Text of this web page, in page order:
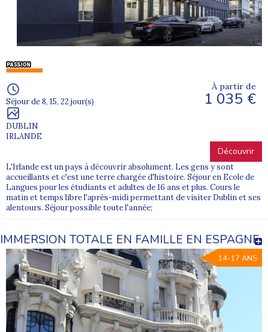
Séjour de 8, 15, 22 jour(s)
DUBLIN
IRLANDE
À partir de
1 035 €
Découvrir
L'Irlande est un pays à découvrir absolument. Les gens y sont
accueillants et c'est une terre chargée d'histoire. Séjour en Ecole de
Langues pour les étudiants et adultes de 16 ans et plus. Cours le
matin et temps libre l'après-midi permettant de visiter Dublin et ses
alentours. Séjour possible toute l'année;
IMMERSION TOTALE EN FAMILLE EN ESPAGNE
14-17 ANS